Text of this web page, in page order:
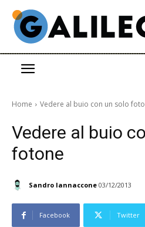
Home Vedere al buio con un solo
Vedere al buio
fotone
Sandro Iannaccone 03/12/2013
Facebook Twitter